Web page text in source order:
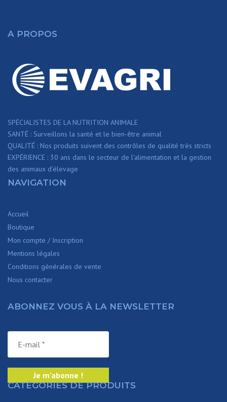
A PROPOS
SPÉCIALISTES DE LA NUTRITION ANIMALE
SANTÉ : Surveillons la santé et le bien-être animal
QUALITÉ : Nos produits suivent des contrôles de qualité très stricts
EXPÉRIENCE : 30 ans dans le secteur de l’alimentation et la gestion
des animaux d’élevage
NAVIGATION
Accueil
Boutique
Mon compte / Inscription
Mentions légales
Conditions générales de vente
Nous contacter
ABONNEZ VOUS À LA NEWSLETTER
CATÉGORIES DE PRODUITS